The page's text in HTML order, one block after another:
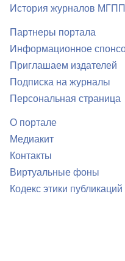
История журналов
Партнеры портала
Информационное
Приглашаем издателей
Подписка на журналы
Персональная страница
О портале
Медиакит
Контакты
Виртуальные фоны
Кодекс этики публикаций